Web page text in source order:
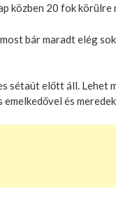
közben 20 fok körülre
bár maradt elég
sétaút előtt áll. Lehet
és